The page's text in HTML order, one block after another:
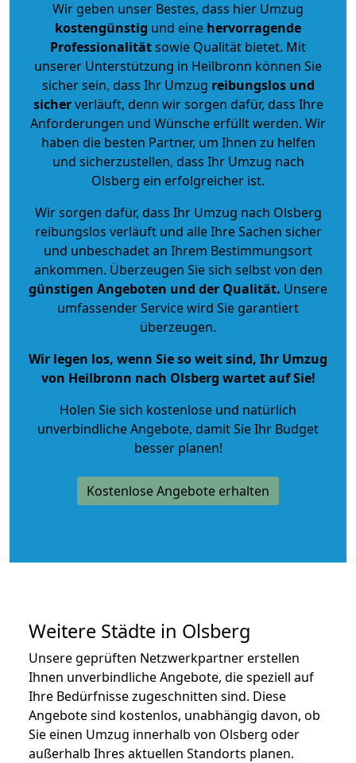
Wir geben unser Bestes, dass hier Umzug
kostengünstig und eine hervorragende
Professionalitätsowie Qualität bietet. Mit
unserer Unterstützung in Heilbronn können Sie
sicher sein, dass Ihr Umzug reibungslos und
sicherverläuft, denn wir sorgen dafür, dass Ihre
Anforderungen und Wünsche erfüllt werden. Wir
haben die besten Partner, um Ihnen zu helfen
und sicherzustellen, dass Ihr Umzug nach
Olsberg ein erfolgreicher ist.
Wir sorgen dafür, dass Ihr Umzug nach Olsberg
reibungslos verläuft und alle Ihre Sachen sicher
und unbeschadet an Ihrem Bestimmungsort
ankommen. Überzeugen Sie sich selbst von den
günstigen Angeboten und der Qualität. Unsere
umfassender Service wird Sie garantiert
überzeugen.
Wir legen los, wenn Sie so weit sind, Ihr Umzug
von Heilbronn nach Olsberg wartet auf Sie!
Holen Sie sich kostenlose und natürlich
unverbindliche Angebote, damit Sie Ihr Budget
besser planen!
Kostenlose Angebote erhalten
Weitere Städte in Olsberg
Unsere geprüften Netzwerkpartner erstellen
Ihnen unverbindliche Angebote, die speziell auf
Ihre Bedürfnisse zugeschnitten sind. Diese
Angebote sind kostenlos, unabhängig davon, ob
Sie einen Umzug innerhalb von Olsberg oder
außerhalb Ihres aktuellen Standorts planen.